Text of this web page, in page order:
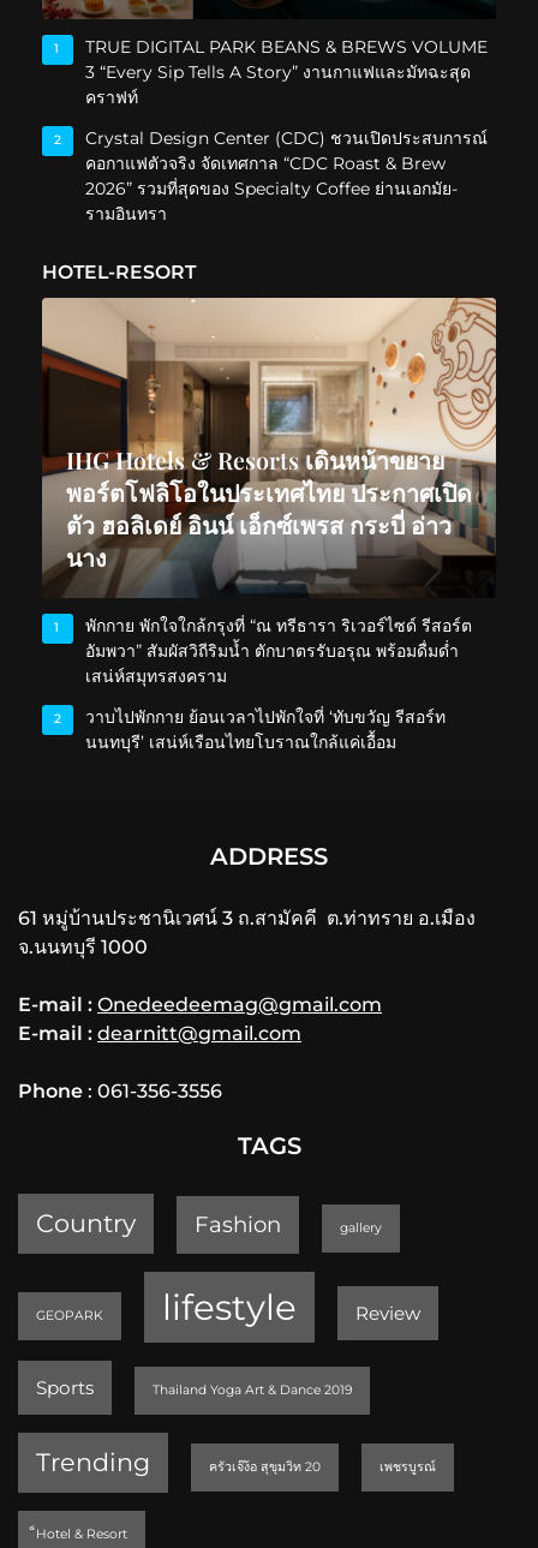
1
TRUE DIGITAL PARK BEANS & BREWS VOLUME
3 “Every Sip Tells A Story” งานกาแฟและมัทฉะสุด
คราฟท์
2
Crystal Design Center (CDC) ชวนเปิดประสบการณ์
คอกาแฟตัวจริง จัดเทศกาล “CDC Roast & Brew
2026” รวมที่สุดของ Specialty Coffee ย่านเอกมัย-
รามอินทรา
HOTEL-RESORT
IHG Hotels & Resorts เดินหน้าขยาย
พอร์ตโฟลิโอในประเทศไทย ประกาศเปิด
ตัว ฮอลิเดย์ อินน์ เอ็กซ์เพรส กระบี่ อ่าว
นาง
1
พักกาย พักใจใกล้กรุงที่ “ณ ทรีธารา ริเวอร์ไซด์ รีสอร์ต
อัมพวา” สัมผัสวิถีริมน้ำ ตักบาตรรับอรุณ พร้อมดื่มด่ำ
เสน่ห์สมุทรสงคราม
2
วาบไปพักกาย ย้อนเวลาไปพักใจที่ ‘ทับขวัญ รีสอร์ท
นนทบุรี’ เสน่ห์เรือนไทยโบราณใกล้แค่เอื้อม
ADDRESS
61 หมู่บ้านประชานิเวศน์ 3 ถ.สามัคคี ต.ท่าทราย อ.เมือง
จ.นนทบุรี 1000
E-mail : Onedeedeemag@gmail.com
E-mail : dearnitt@gmail.com
Phone : 061-356-3556
TAGS
Country Fashion gallery
GEOPARK lifestyle Review
Sports Thailand Yoga Art & Dance 2019
Trending ครัวเจ๊ง้อ สุขุมวิท 20 เพชรบูรณ์
็Hotel & Resort